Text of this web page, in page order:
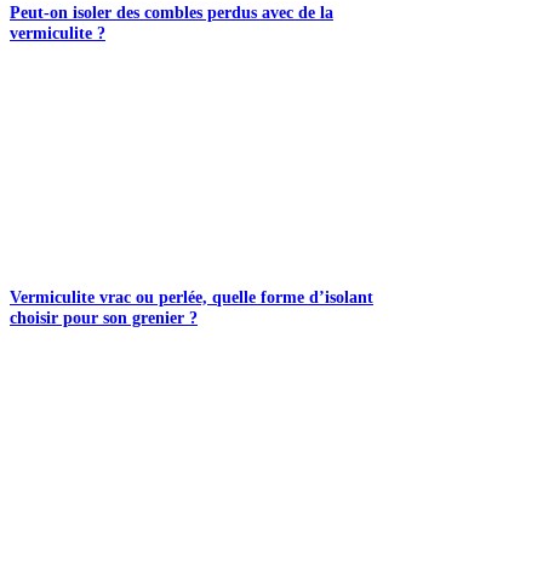
Peut-on isoler des combles perdus avec de la
vermiculite ?
Vermiculite vrac ou perlée, quelle forme d’isolant
choisir pour son grenier ?